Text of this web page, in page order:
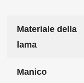
Materiale della
lama
Manico